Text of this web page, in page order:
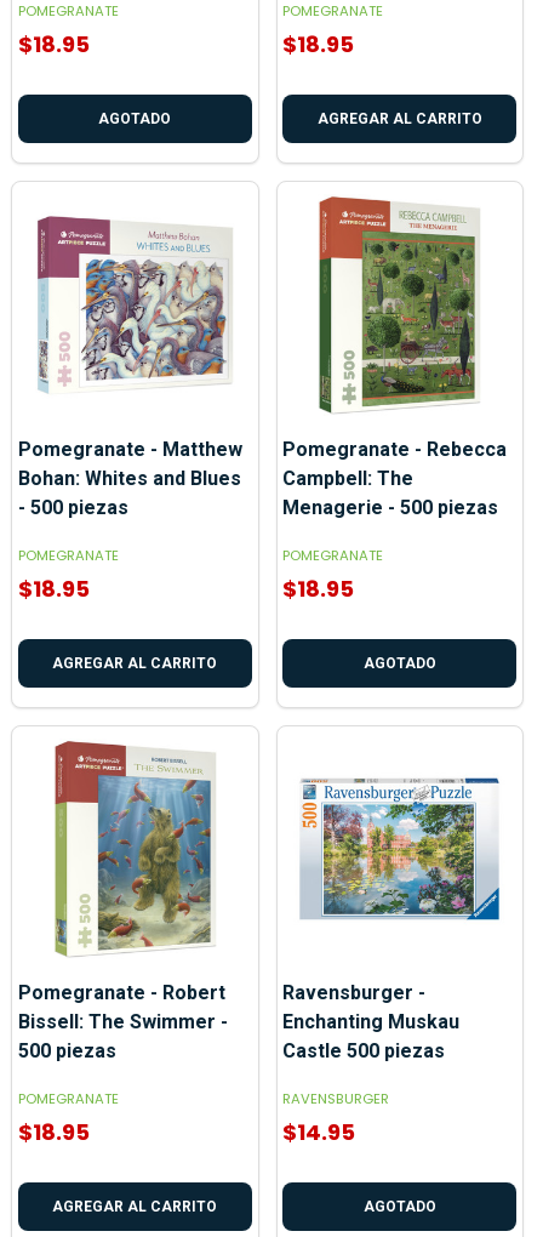
POMEGRANATE
$18.95
AGOTADO
POMEGRANATE
$18.95
AGREGAR AL CARRITO
Pomegranate - Matthew
Bohan: Whites and Blues
- 500 piezas
POMEGRANATE
$18.95
AGREGAR AL CARRITO
Pomegranate - Rebecca
Campbell: The
Menagerie - 500 piezas
POMEGRANATE
$18.95
AGOTADO
Pomegranate - Robert
Bissell: The Swimmer -
500 piezas
POMEGRANATE
$18.95
AGREGAR AL CARRITO
Ravensburger -
Enchanting Muskau
Castle 500 piezas
RAVENSBURGER
$14.95
AGOTADO